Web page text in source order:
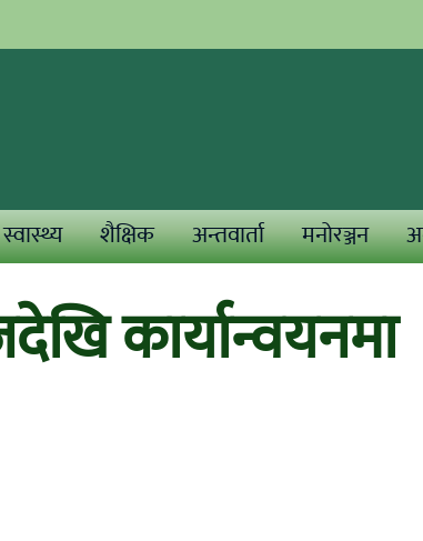
स्वास्थ्य शैक्षिक अन्तवार्ता मनोरञ्जन
कार्यान्वयनमा